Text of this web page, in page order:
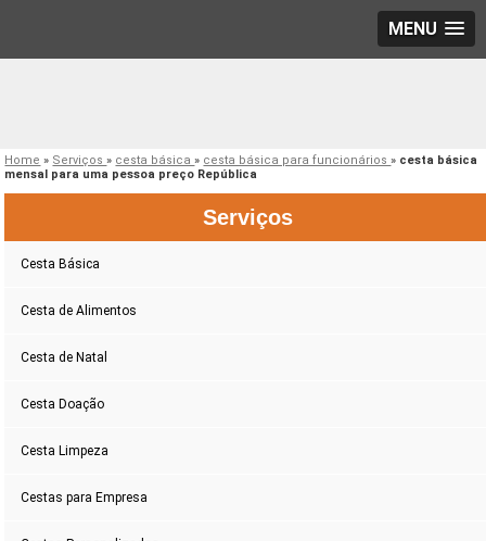
MENU
Home » Serviços» cesta básica» cesta básica para funcionários» cesta básica
mensal para uma pessoa preço República
Serviços
Cesta Básica
Cesta de Alimentos
Cesta de Natal
Cesta Doação
Cesta Limpeza
Cestas para Empresa